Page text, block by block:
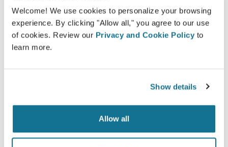
Welcome! We use cookies to personalize your browsing
experience. By clicking "Allow all," you agree to our use
of cookies. Review our Privacy and Cookie Policy to
learn more.
Show details
Allow all
*オンラインで行われた5月2010年と9月2011年の間に豊胸の手術
を受けた患者様のスイスの調査。